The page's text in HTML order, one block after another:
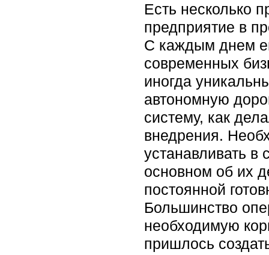
Есть несколько
предприятие в
С каждым днем
современных
иногда
автономную
систему, как
внедрения.
устанавливать в
основном об их
постоянной
Большинство
необходимую
пришлось